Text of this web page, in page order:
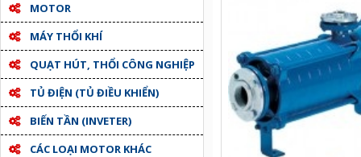
MOTOR
MÁY THỔI KHÍ
QUẠT HÚT, THỔI CÔNG NGHIỆP
TỦ ĐIỆN (TỦ ĐIỀU KHIỂN)
BIẾN TẦN (INVETER)
CÁC LOẠI MOTOR KHÁC